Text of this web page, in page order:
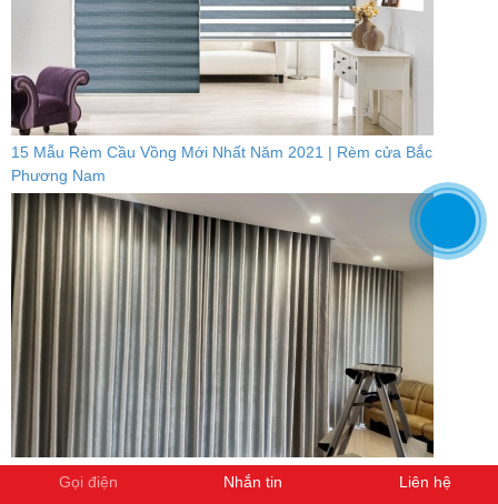
15 Mẫu Rèm Cầu Vồng Mới Nhất Năm 2021 | Rèm cửa Bắc
Phương Nam
Rèm Cửa Chung Cư Mới Nhất 2021 | Rèm cửa Bắc Phương Nam
Gọi điện Nhắn tin Liên hệ